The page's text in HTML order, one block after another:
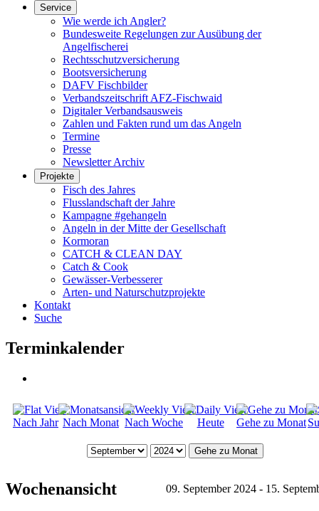
Service
Wie werde ich Angler?
Bundesweite Regelungen zur Ausübung der
Angelfischerei
Rechtsschutzversicherung
Bootsversicherung
DAFV Fischbilder
Verbandszeitschrift AFZ-Fischwaid
Digitaler Verbandsausweis
Zahlen und Fakten rund um das Angeln
Termine
Presse
Newsletter Archiv
Projekte
Fisch des Jahres
Flusslandschaft der Jahre
Kampagne #gehangeln
Angeln in der Mitte der Gesellschaft
Kormoran
CATCH & CLEAN DAY
Catch & Cook
Gewässer-Verbesserer
Arten- und Naturschutzprojekte
Kontakt
Suche
Terminkalender
Nach Jahr Nach Monat Nach Woche Heute Gehe zu Monat
Gehe zu Monat
Wochenansicht 09. September 2024 - 15.